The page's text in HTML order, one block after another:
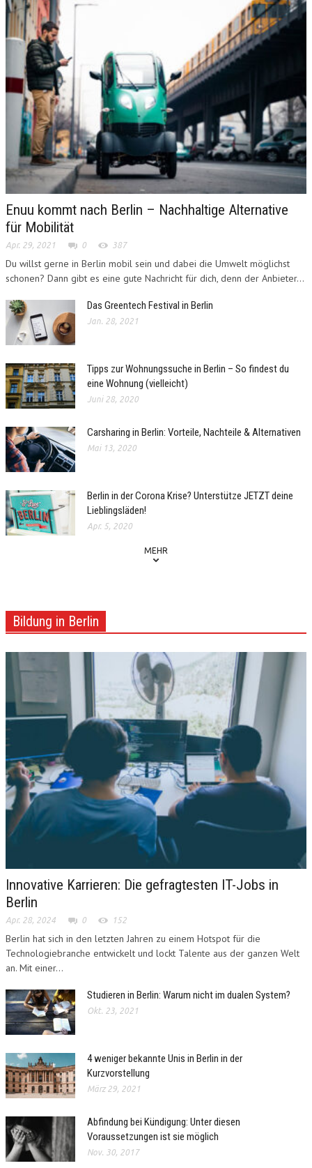
Enuu kommt nach Berlin – Nachhaltige Alternative
für Mobilität
Apr. 29, 2021 0 387
Du willst gerne in Berlin mobil sein und dabei die Umwelt möglichst
schonen? Dann gibt es eine gute Nachricht für dich, denn der Anbieter...
Das Greentech Festival in Berlin
Jan. 28, 2021
Tipps zur Wohnungssuche in Berlin – So findest du
eine Wohnung (vielleicht)
Juni 28, 2020
Carsharing in Berlin: Vorteile, Nachteile & Alternativen
Mai 13, 2020
Berlin in der Corona Krise? Unterstütze JETZT deine
Lieblingsläden!
Apr. 5, 2020
MEHR
Bildung in Berlin
Innovative Karrieren: Die gefragtesten IT-Jobs in
Berlin
Apr. 28, 2024 0 152
Berlin hat sich in den letzten Jahren zu einem Hotspot für die
Technologiebranche entwickelt und lockt Talente aus der ganzen Welt
an. Mit einer...
Studieren in Berlin: Warum nicht im dualen System?
Okt. 23, 2021
4 weniger bekannte Unis in Berlin in der
Kurzvorstellung
März 29, 2021
Abfindung bei Kündigung: Unter diesen
Voraussetzungen ist sie möglich
Nov. 30, 2017